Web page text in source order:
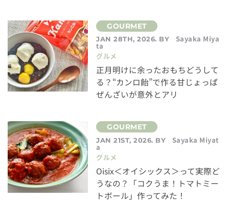
JAN 28TH, 2026. BY Sayaka Miya
ta
グルメ
正月明けに余ったおもちどうして
る？“カンロ飴”で作る甘じょっぱ
ぜんざいが意外とアリ
JAN 21ST, 2026. BY Sayaka Miyat
a
グルメ
Oisix＜オイシックス＞って実際ど
うなの？「コクうま！トマトミー
トボール」作ってみた！